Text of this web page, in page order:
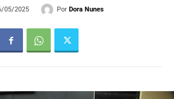
05/2025 Por Dora Nunes